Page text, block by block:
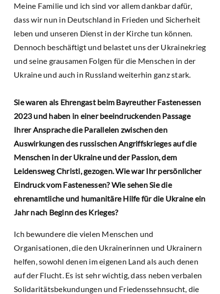
Meine Familie und ich sind vor allem dankbar dafür,
dass wir nun in Deutschland in Frieden und Sicherheit
leben und unseren Dienst in der Kirche tun können.
Dennoch beschäftigt und belastet uns der Ukrainekrieg
und seine grausamen Folgen für die Menschen in der
Ukraine und auch in Russland weiterhin ganz stark.
Sie waren als Ehrengast beim Bayreuther Fastenessen
2023 und haben in einer beeindruckenden Passage
Ihrer Ansprache die Parallelen zwischen den
Auswirkungen des russischen Angriffskrieges auf die
Menschen in der Ukraine und der Passion, dem
Leidensweg Christi, gezogen. Wie war Ihr persönlicher
Eindruck vom Fastenessen? Wie sehen Sie die
ehrenamtliche und humanitäre Hilfe für die Ukraine ein
Jahr nach Beginn des Krieges?
Ich bewundere die vielen Menschen und
Organisationen, die den Ukrainerinnen und Ukrainern
helfen, sowohl denen im eigenen Land als auch denen
auf der Flucht. Es ist sehr wichtig, dass neben verbalen
Solidaritätsbekundungen und Friedenssehnsucht, die